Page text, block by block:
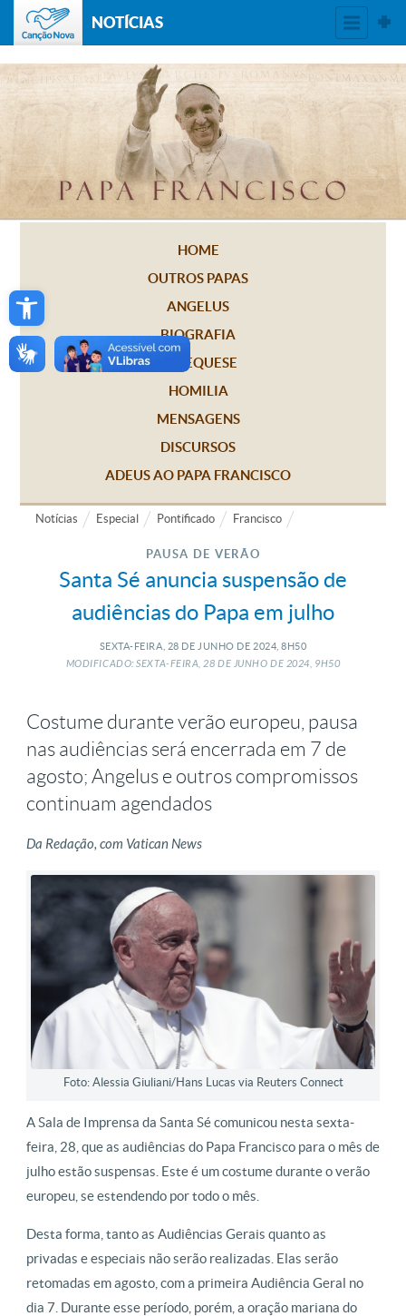
Open toolbar
NOTÍCIAS
HOME
OUTROS PAPAS
ANGELUS
BIOGRAFIA
CATEQUESE
HOMILIA
MENSAGENS
DISCURSOS
ADEUS AO PAPA FRANCISCO
Notícias Especial Pontificado Francisco
PAUSA DE VERÃO
Santa Sé anuncia suspensão de
audiências do Papa em julho
SEXTA-FEIRA, 28 DE JUNHO DE 2024, 8H50
MODIFICADO: SEXTA-FEIRA, 28 DE JUNHO DE 2024, 9H50
Costume durante verão europeu, pausa
nas audiências será encerrada em 7 de
agosto; Angelus e outros compromissos
continuam agendados
Da Redação, com Vatican News
Foto: Alessia Giuliani/Hans Lucas via Reuters Connect
A Sala de Imprensa da Santa Sé comunicou nesta sexta-
feira, 28, que as audiências do Papa Francisco para o mês de
julho estão suspensas. Este é um costume durante o verão
europeu, se estendendo por todo o mês.
Desta forma, tanto as Audiências Gerais quanto as
privadas e especiais não serão realizadas. Elas serão
retomadas em agosto, com a primeira Audiência Geral no
dia 7. Durante esse período, porém, a oração mariana do